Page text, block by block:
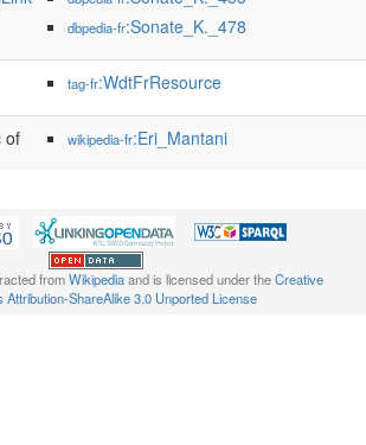
dbpedia-fr:Sonate_K._478
tag-fr:WdtFrResource
of wikipedia-fr:Eri_Mantani
fromWikipediaand is licensed under theCreative
Attribution-ShareAlike 3.0 Unported License